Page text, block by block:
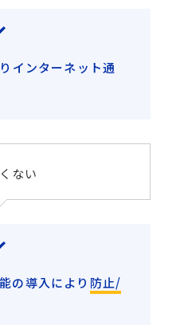
インターネット通
ない
の導入により 防止/